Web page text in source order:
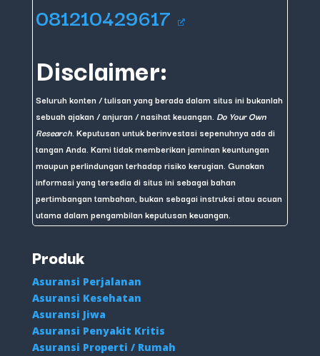
081210429617
Disclaimer:
Seluruh konten / tulisan yang berada dalam situs ini bukanlah
sebuah ajakan / anjuran / nasihat keuangan. Do Your Own
Research . Keputusan untuk berinvestasi sepenuhnya ada di
tangan Anda. Kami tidak memberikan jaminan keuntungan
maupun perlindungan terhadap risiko kerugian. Gunakan
informasi yang tersedia di situs ini sebagai bahan
pertimbangan tambahan, bukan sebagai instruksi atau acuan
utama dalam pengambilan keputusan keuangan.
Produk
Asuransi Perjalanan
Asuransi Kesehatan
Asuransi Jiwa
Asuransi Penyakit Kritis
Asuransi Properti / Rumah